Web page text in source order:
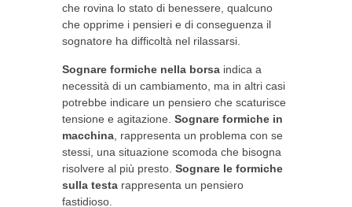
che rovina lo stato di benessere, qualcuno
che opprime i pensieri e di conseguenza il
sognatore ha difficoltà nel rilassarsi.
Sognare formiche nella borsa indica a
necessità di un cambiamento, ma in altri casi
potrebbe indicare un pensiero che scaturisce
tensione e agitazione. Sognare formiche in
macchina , rappresenta un problema con se
stessi, una situazione scomoda che bisogna
risolvere al più presto. Sognare le formiche
sulla testa rappresenta un pensiero
fastidioso.